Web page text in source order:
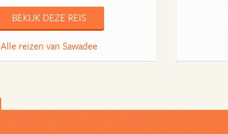
BEKIJK DEZE REIS
Alle reizen van Sawadee